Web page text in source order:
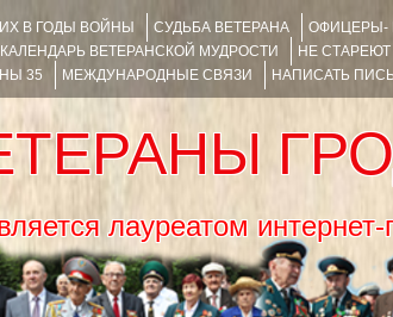
В ГОДЫ ВОЙНЫ СУДЬБА ВЕТЕРАНА ОФИЦЕРЫ-
КАЛЕНДАРЬ ВЕТЕРАНСКОЙ МУДРОСТИ НЕ
35 МЕЖДУНАРОДНЫЕ СВЯЗИ НАПИСАТЬ
лауреатом